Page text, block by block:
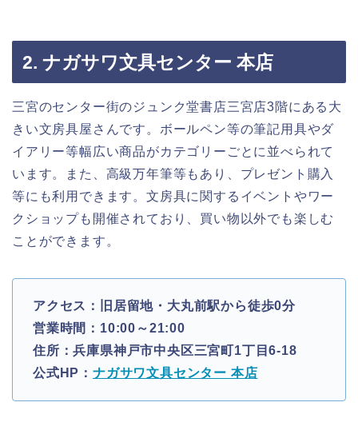
2. ナガサワ文具センター 本店
三宮のセンター街のジュンク堂書店三宮店3階にある大
きい文房具屋さんです。ボールペン等の筆記用具やダ
イアリー等幅広い商品がカテゴリーごとに並べられて
います。また、高級万年筆等もあり、プレゼント購入
等にも利用できます。文房具に関するイベントやワー
クショップも開催されており、買い物以外でも楽しむ
ことができます。
アクセス：旧居留地・大丸前駅から徒歩0分
営業時間：10:00～21:00
住所：兵庫県神戸市中央区三宮町1丁目6-18
公式HP： ナガサワ文具センター 本店